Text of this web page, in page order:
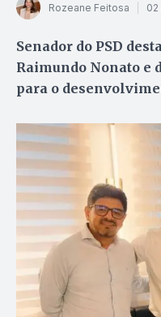
Rozeane Feitosa 02
Senador do PSD
Raimundo Nonato e
para o